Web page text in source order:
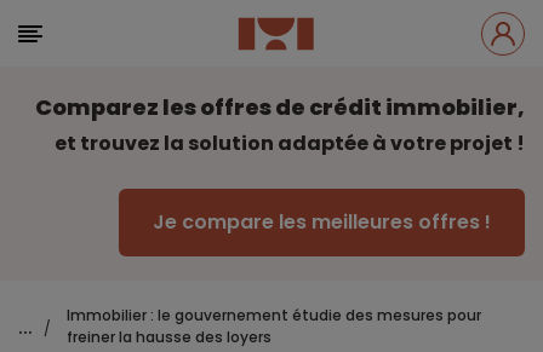
Comparez les offres de crédit immobilier,
et trouvez la solution adaptée à votre projet !
Je compare les meilleures offres !
... /
Immobilier : le gouvernement étudie des mesures pour
freiner la hausse des loyers